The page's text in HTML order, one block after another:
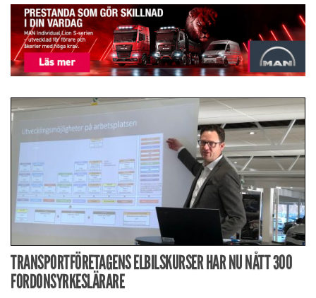
TRANSPORTFÖRETAGENS ELBILSKURSER HAR NU NÅTT 300
FORDONSYRKESLÄRARE